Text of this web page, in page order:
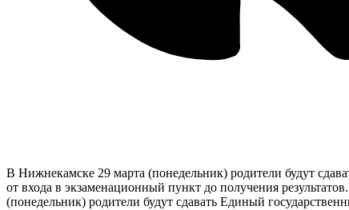
В Нижнекамске 29 марта (понедельник) родители будут
от входа в экзаменационный пункт до получения
(понедельник) родители будут сдавать Единый